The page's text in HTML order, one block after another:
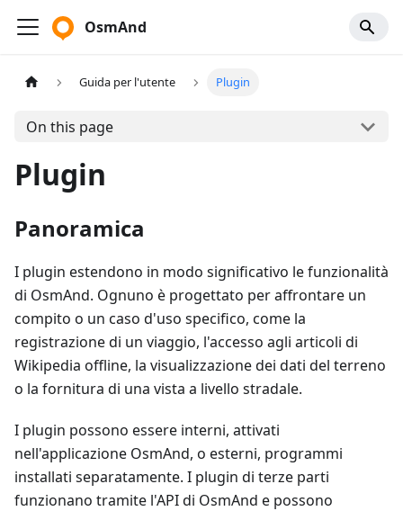
OsmAnd
Guida per l'utente Plugin
On this page
Plugin
Panoramica
I plugin estendono in modo significativo le funzionalità
di OsmAnd. Ognuno è progettato per affrontare un
compito o un caso d'uso specifico, come la
registrazione di un viaggio, l'accesso agli articoli di
Wikipedia offline, la visualizzazione dei dati del terreno
o la fornitura di una vista a livello stradale.
I plugin possono essere interni, attivati
nell'applicazione OsmAnd, o esterni, programmi
installati separatamente. I plugin di terze parti
funzionano tramite l'API di OsmAnd e possono